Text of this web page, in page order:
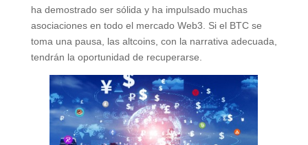
ha demostrado ser sólida y ha impulsado muchas
asociaciones en todo el mercado Web3. Si el BTC se
toma una pausa, las altcoins, con la narrativa adecuada,
tendrán la oportunidad de recuperarse.